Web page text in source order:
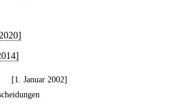
[1. Januar 2002]